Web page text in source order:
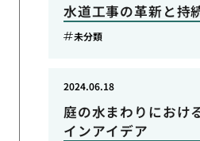
水道工事の革新と持
未分類
庭の水まわりにおけ
インアイデア
2024.06.18